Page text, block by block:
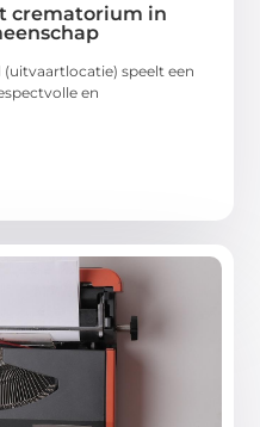
crematorium in
speelt een
en